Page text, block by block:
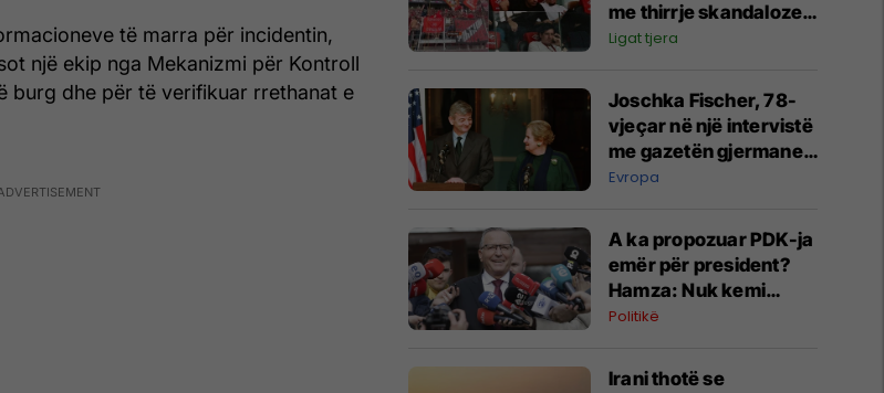
të marra për incidentin,
një ekip nga Mekanizmi për Kontroll
burg dhe për të verifikuar rrethanat e
me thirrje skandaloze
nga tifozët e Spartak
Ligat tjera
Joschka Fischer, 78-
vjeçar në një intervistë
me gazetën gjermane
“Süddeutsche
dramatike në botë
Evropa
A ka propozuar PDK-ja
emër për president?
Hamza: Nuk kemi
diskutuar për poste
Politikë
Irani thotë se